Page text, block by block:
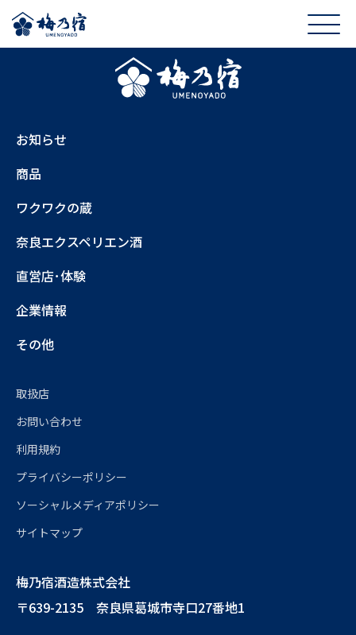
お知らせ
商品
ワクワクの蔵
奈良エクスペリエン酒
直営店･体験
企業情報
その他
取扱店
お問い合わせ
利用規約
プライバシーポリシー
ソーシャルメディアポリシー
サイトマップ
梅乃宿酒造株式会社
〒639-2135 奈良県葛城市寺口27番地1